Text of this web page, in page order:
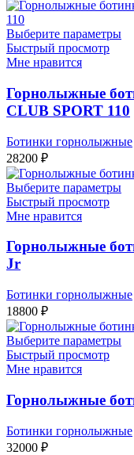
Выберите параметры
Быстрый просмотр
Мне нравится
Горнолыжные
CLUB SPORT 110
Ботинки горнолыжные
28200 ₽
Выберите параметры
Быстрый просмотр
Мне нравится
Горнолыжные
Jr
Ботинки горнолыжные
18800 ₽
Выберите параметры
Быстрый просмотр
Мне нравится
Горнолыжные
Ботинки горнолыжные
32000 ₽